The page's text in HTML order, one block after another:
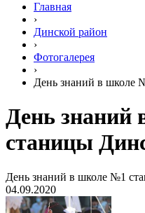
Главная
›
Динской район
›
Фотогалерея
›
День знаний в школе
День
станицы
День знаний в школе №1
04.09.2020